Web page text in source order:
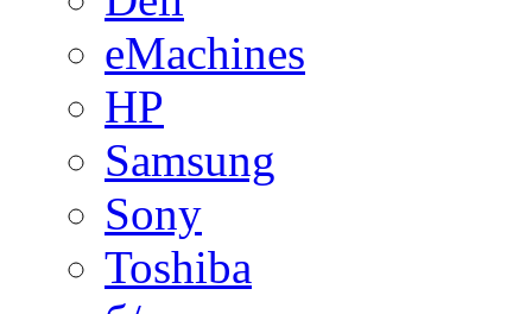
eMachines
HP
Samsung
Sony
Toshiba